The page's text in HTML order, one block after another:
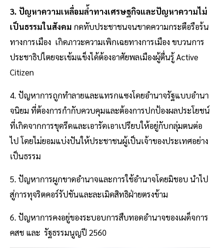
3. ปัญหาความเหลื่อมลํ้าทางเศรษฐกิจและปัญหาความไม่
เป็นธรรมในสังคม กดทับประชาชนจนขาดความกระตือรือร้น
ทางการเมือง เกิดภาวะความเพิกเฉยทางการเมือง ขบวนการ
ประชาธิปไตยจะเข้มแข็งได้ต้องอาศัยพลเมืองผู้ตื่นรู้ Active
Citizen
4. ปัญหาการถูกทําลายและแทรกแซงโดยอํานาจรัฐแบบอํานา
จนิยม ที่ต้องการกํากับควบคุมและต้องการปกป้องผลประโยชน์
ที่เกิดจากการขุดรีดและเอารัดเอาเปรียบให้อยู่กับกลุ่มตนต่อ
ไป โดยไม่ยอมแบ่งปันให้ประชาชนผู้เป็นเจ้าของประเทศอย่าง
เป็นธรรม
5. ปัญหาการผูกขาดอํานาจและการใช้อํานาจโดยมิชอบ นําไป
สู่การทุจริตคอร์รัปชันและละเมิดสิทธิฝ่ายตรงข้าม
6. ปัญหาการคงอยู่ของระบอบการสืบทอดอํานาจของเผด็จการ
คสช และ รัฐธรรมนูญปี 2560